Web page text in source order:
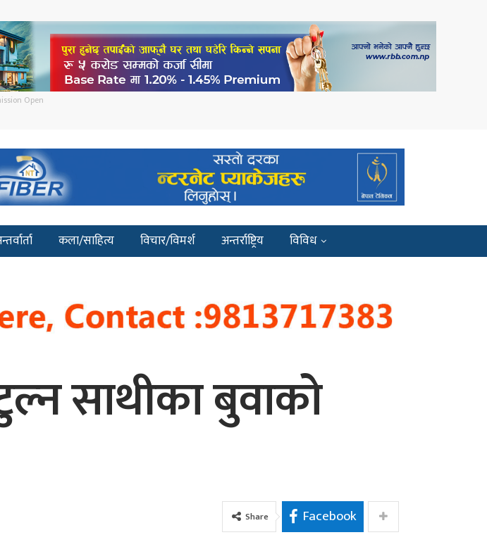
Open
कला/साहित्य विचार/विमर्श अन्तर्राष्ट्रिय
विविध
साथीका बुवाको
Share Facebook